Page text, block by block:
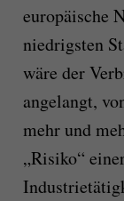
europäische
niedrigsten
wäre der
angelangt,
mehr und
„Risiko“